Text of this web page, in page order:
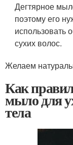
Дегтярное
поэтому его
использовать
сухих волос.
Желаем
Как
мыло для
тела